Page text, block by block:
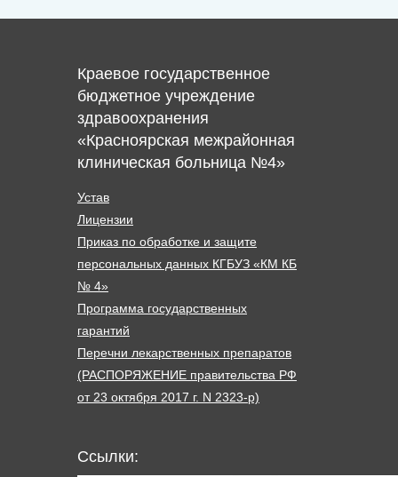
Краевое государственное
бюджетное учреждение
здравоохранения
«Красноярская межрайонная
клиническая больница №4»
Устав
Лицензии
Приказ по обработке и защите
персональных данных КГБУЗ «КМ КБ
№ 4»
Программа государственных
гарантий
Перечни лекарственных препаратов
(РАСПОРЯЖЕНИЕ правительства РФ
от 23 октября 2017 г. N 2323-р)
Ссылки: